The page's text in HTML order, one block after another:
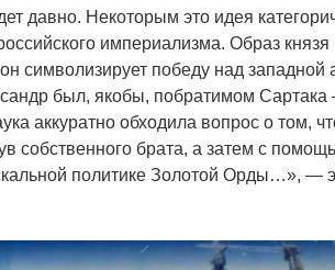
давно. Некоторым это идея
империализма. Образ
символизирует победу над
был, якобы, побратимом
аккуратно обходила вопрос о том,
собственного брата, а затем с
политике Золотой Орды…», —